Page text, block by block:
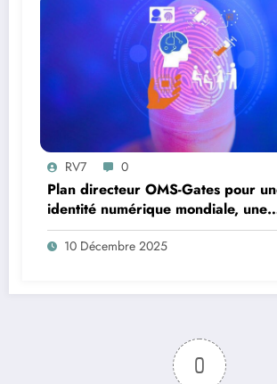
RV7 0
Plan directeur OMS-Gates pour
identité numérique mondiale, une
surveillance basée sur l’IA et un
vaccinal à vie pour chaque
10 Décembre 2025
0